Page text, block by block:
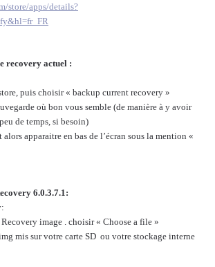
store/apps/details?
recovery actuel :
puis choisir « backup current recovery »
où bon vous semble (de manière à y avoir
de temps, si besoin)
apparaitre en bas de l’écran sous la mention «
6.0.3.7.1:
image . choisir « Choose a file »
mis sur votre carte SD ou votre stockage interne